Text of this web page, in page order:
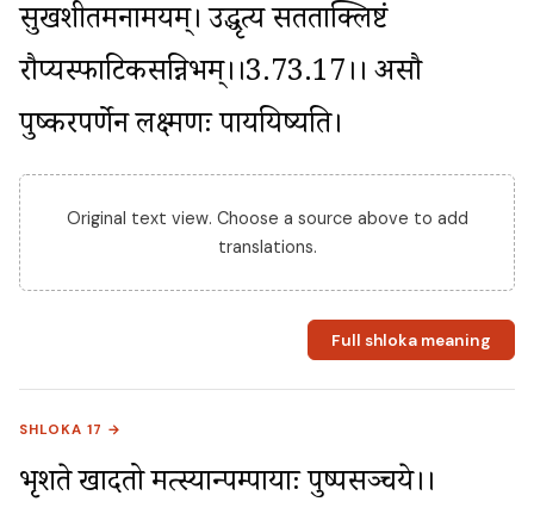
सुखशीतमनामयम्। उद्धृत्य सतताक्लिष्टं
रौप्यस्फाटिकसन्निभम्।।3.73.17।। असौ
पुष्करपर्णेन लक्ष्मणः पाययिष्यति।
Original text view. Choose a source above to add
translations.
Full shloka meaning
SHLOKA 17 →
भृशते खादतो मत्स्यान्पम्पायाः पुष्पसञ्चये।।